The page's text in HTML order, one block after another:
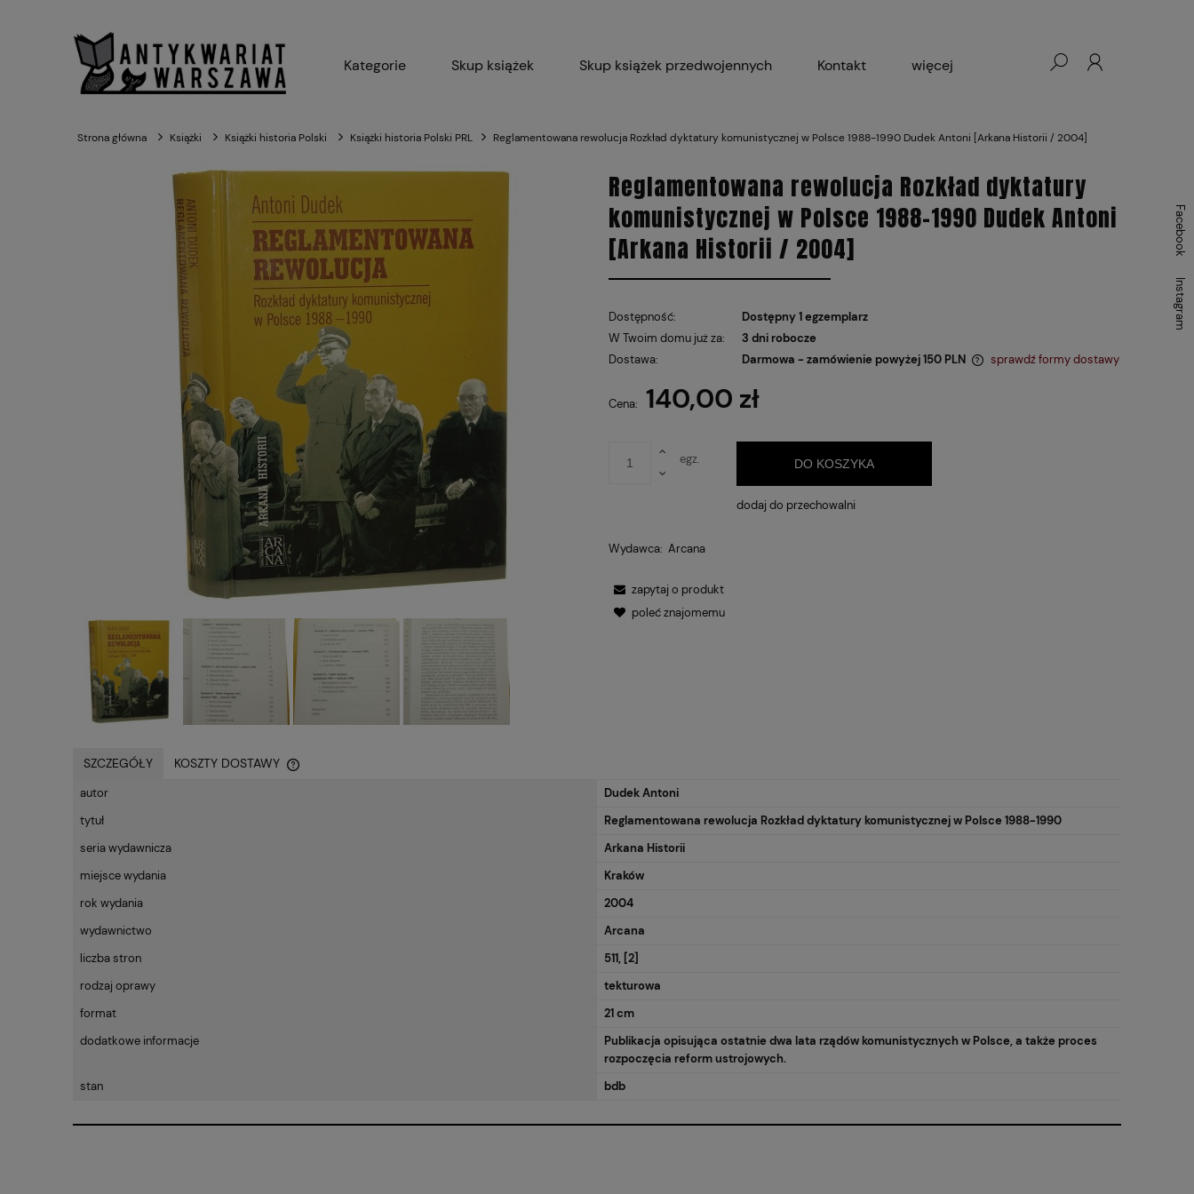
Kategorie Skup książek Skup książek przedwojennych Kontakt więcej
Strona główna Książki Książki historia Polski Książki historia Polski PRL Reglamentowana rewolucja Rozkład dyktatury komunistycznej w Polsce 1988-1990 Dudek Antoni [Arkana Historii / 2004]
Reglamentowana rewolucja Rozkład dyktatury
komunistycznej w Polsce 1988-1990 Dudek Antoni
[Arkana Historii / 2004]
Dostępność:
Dostępny 1 egzemplarz
W Twoim domu już za:
3 dni robocze
Dostawa:
Darmowa - zamówienie powyżej 150 PLN
Cena nie zawiera ewentualnych kosztów
sprawdź formy dostawy
Cena: 140,00 zł
egz. DO KOSZYKA
dodaj do przechowalni
Wydawca: Arcana
zapytaj o produkt
poleć znajomemu
SZCZEGÓŁY KOSZTY DOSTAWY
autor
Dudek Antoni
tytuł
Reglamentowana rewolucja Rozkład dyktatury komunistycznej w Polsce 1988-1990
seria wydawnicza
Arkana Historii
miejsce wydania
Kraków
rok wydania
2004
wydawnictwo
Arcana
liczba stron
511, [2]
rodzaj oprawy
tekturowa
format
21 cm
dodatkowe informacje
Publikacja opisująca ostatnie dwa lata rządów komunistycznych w Polsce, a także proces
rozpoczęcia reform ustrojowych.
stan
bdb
Facebook
Instagram